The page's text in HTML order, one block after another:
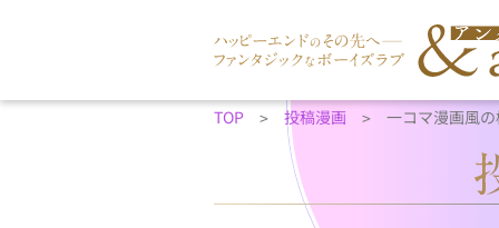
TOP 投稿漫画 一コマ漫画風